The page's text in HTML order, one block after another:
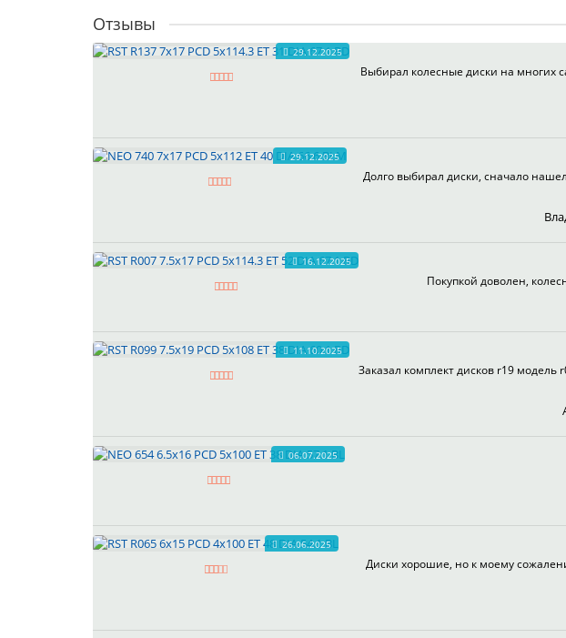
Отзывы
29.12.2025
Выбирал колесные диски на многих
29.12.2025
Долго выбирал диски, сначало
16.12.2025
Покупкой доволен,
11.10.2025
Заказал комплект дисков r19
06.07.2025
26.06.2025
Диски хорошие, но к моему